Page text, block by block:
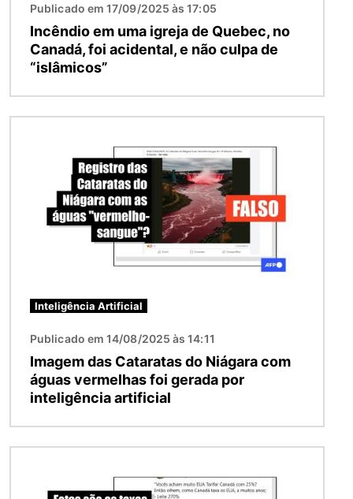
Publicado em 17/09/2025 às 17:05
Incêndio em uma igreja de Quebec, no
Canadá, foi acidental, e não culpa de
“islâmicos”
Inteligência Artificial
Publicado em 14/08/2025 às 14:11
Imagem das Cataratas do Niágara com
águas vermelhas foi gerada por
inteligência artificial